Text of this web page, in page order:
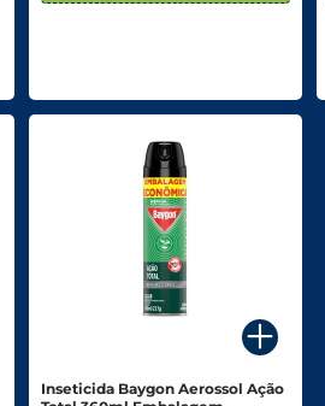
Inseticida Baygon Aerossol Ação